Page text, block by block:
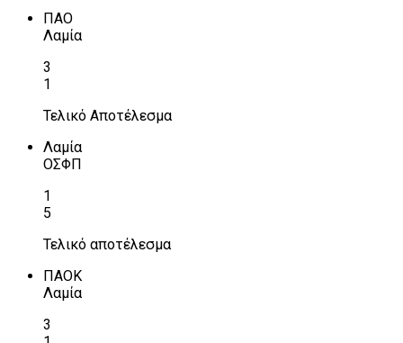
ΠΑΟ
Λαμία
3
1
Τελικό Αποτέλεσμα
Λαμία
ΟΣΦΠ
1
5
Τελικό αποτέλεσμα
ΠΑΟΚ
Λαμία
3